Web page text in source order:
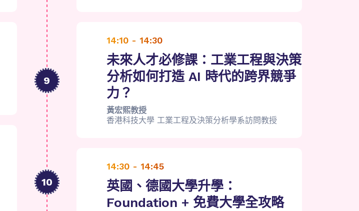
9
10
14:10 - 14:30
未來人才必修課：工業工程與決策
分析如何打造 AI 時代的跨界競爭
力？
黃宏熙教授
香港科技大學 工業工程及決策分析學系訪問教授
14:30 - 14:45
英國、德國大學升學：
Foundation + 免費大學全攻略